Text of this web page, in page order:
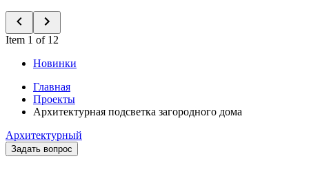
Item 1 of 12
Новинки
Главная
Проекты
Архитектурная подсветка загородного дома
Архитектурный
Задать вопрос